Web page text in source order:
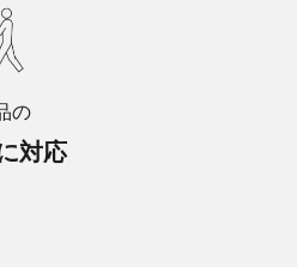
の
対応